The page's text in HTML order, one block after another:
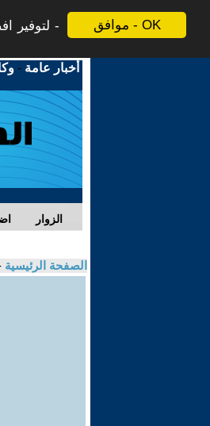
موافق - OK
لتوفير
أخبار عامة -
الزوار
الصفحة الرئيسية